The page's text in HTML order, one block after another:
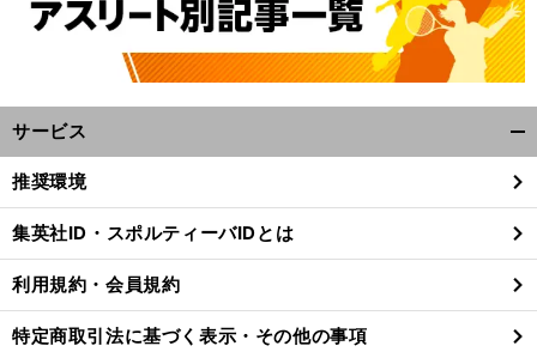
サービス
閉
る
推奨環境
集英社ID・スポルティーバIDとは
利用規約・会員規約
特定商取引法に基づく表示・その他の事項